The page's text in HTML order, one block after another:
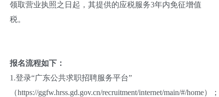
领取营业执照之日起，其提供的应税服务3年内免征增值
税。
报名流程如下：
1.登录“广东公共求职招聘服务平台”
（https://ggfw.hrss.gd.gov.cn/recruitment/internet/main/#/home）；